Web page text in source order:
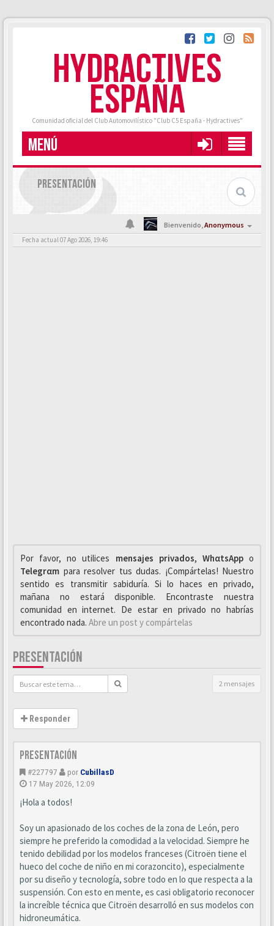
HYDRACTIVES
ESPAÑA
Comunidad oficial del Club Automovilístico "Club C5 España - Hydractives"
MENÚ
PRESENTACIÓN
Bienvenido,Anonymous
Fecha actual 07 Ago 2026, 19:46
Por favor, no utilices mensajes privados, WhαtsAppo
Telegrαm para resolver tus dudas. ¡Compártelas! Nuestro
sentido es transmitir sabiduría. Si lo haces en privado,
mañana no estará disponible. Encontraste nuestra
comunidad en internet. De estar en privado no habrías
encontrado nada. Abre un post y compártelas
PRESENTACIÓN
2 mensajes
Responder
Presentación
#227797 por CubillasD
17 May 2026, 12:09
¡Hola a todos!
Soy un apasionado de los coches de la zona de León, pero
siempre he preferido la comodidad a la velocidad. Siempre he
tenido debilidad por los modelos franceses (Citroën tiene el
hueco del coche de niño en mi corazoncito), especialmente
por su diseño y tecnología, sobre todo en lo que respecta a la
suspensión. Con esto en mente, es casi obligatorio reconocer
la increíble técnica que Citroën desarrolló en sus modelos con
hidroneumática.